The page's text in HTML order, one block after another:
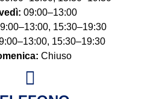
09:00–13:00
15:30–19:30
15:30–19:30
Chiuso